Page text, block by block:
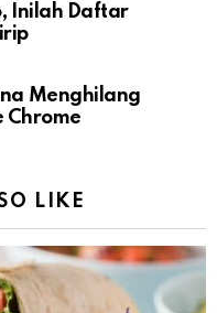
Inilah Daftar
Menghilang
Chrome
LIKE